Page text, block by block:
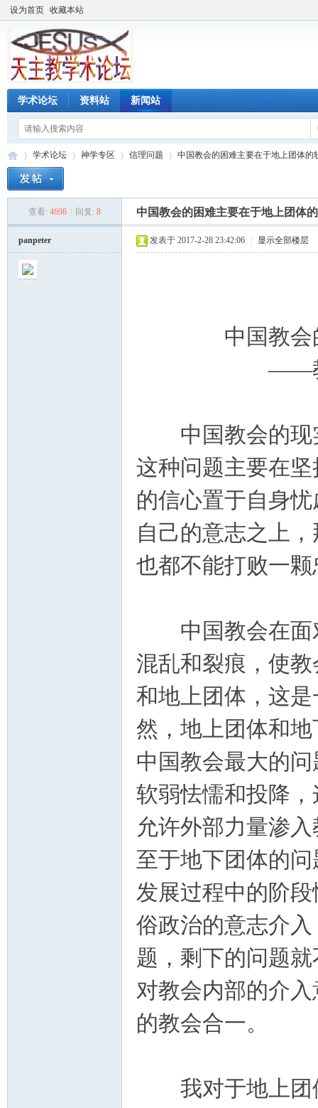
设为首页 收藏本站
学术论坛 资料站 新闻站
学术论坛 神学专区 信理问题
›
中国教会的困难主要在于地上团体的
查看: 4698 回复: 8 中国教会的困难主要在于地上团体
panpeter 发表于 2017-2-28 23:42:06 显示全部楼层
中国教会的困
——教友
中国教会的现
这种问题主要在
的信心置于自身
自己的意志之上
也都不能打败一
中国教会在面
混乱和裂痕，使
和地上团体，这
然，地上团体和
中国教会最大的
软弱怯懦和投降
允许外部力量渗
至于地下团体的
发展过程中的阶
俗政治的意志介
题，剩下的问题
对教会内部的介
的教会合一。
我对于地上团